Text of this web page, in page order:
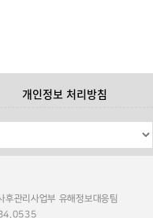
개인정보 처리방침
관리사업부 유해정보대응팀